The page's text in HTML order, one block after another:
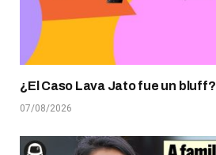
¿El Caso Lava Jato fue un bluff?
07/08/2026